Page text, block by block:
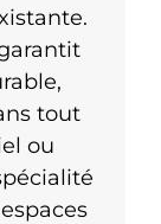
tout
ou